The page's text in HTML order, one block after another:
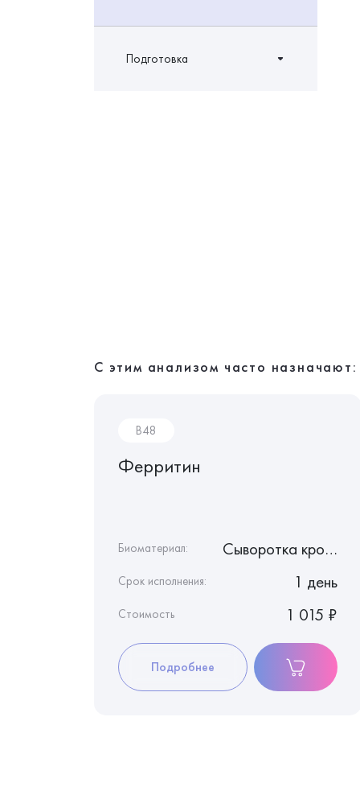
Подготовка
С этим анализом часто назначают:
B48
Ферритин
Биоматериал: Сыворотка крови
Срок исполнения: 1 день
Стоимость 1 015 ₽
Подробнее